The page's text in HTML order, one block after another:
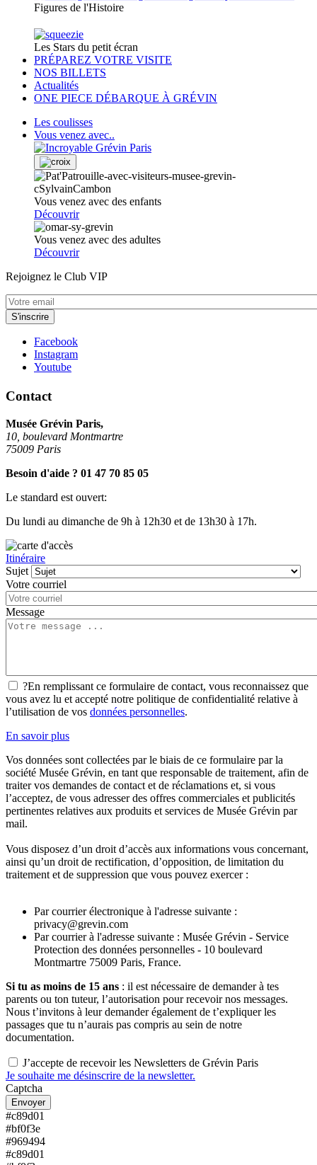
Figures de l'Histoire
Les Stars du petit écran
PRÉPAREZ VOTRE VISITE
NOS BILLETS
Actualités
ONE PIECE DÉBARQUE À GRÉVIN
Les coulisses
Vous venez avec..
Vous venez avec des enfants
Découvrir
Vous venez avec des adultes
Découvrir
Rejoignez le Club VIP
Facebook
Instagram
Youtube
Contact
Musée Grévin Paris,
10, boulevard Montmartre
75009 Paris
Besoin d'aide ? 01 47 70 85 05
Le standard est ouvert:
Du lundi au dimanche de 9h à 12h30 et de 13h30 à 17h.
Itinéraire
Sujet
Votre courriel
Message
?En remplissant ce formulaire de contact, vous reconnaissez que
vous avez lu et accepté notre politique de confidentialité relative à
l’utilisation de vos données personnelles.
En savoir plus
Vos données sont collectées par le biais de ce formulaire par la
société Musée Grévin, en tant que responsable de traitement, afin de
traiter vos demandes de contact et de réclamations et, si vous
l’acceptez, de vous adresser des offres commerciales et publicités
pertinentes relatives aux produits et services de Musée Grévin par
mail.
Vous disposez d’un droit d’accès aux informations vous concernant,
ainsi qu’un droit de rectification, d’opposition, de limitation du
traitement et de suppression que vous pouvez exercer :
Par courrier électronique à l'adresse suivante :
privacy@grevin.com
Par courrier à l'adresse suivante : Musée Grévin - Service
Protection des données personnelles - 10 boulevard
Montmartre 75009 Paris, France.
Si tu as moins de 15 ans : il est nécessaire de demander à tes
parents ou ton tuteur, l’autorisation pour recevoir nos messages.
Nous t’invitons à leur demander également de t’expliquer les
passages que tu n’aurais pas compris au sein de notre
documentation.
J’accepte de recevoir les Newsletters de Grévin Paris
Je souhaite me désinscrire de la newsletter.
Captcha
#c89d01
#bf0f3e
#969494
#c89d01